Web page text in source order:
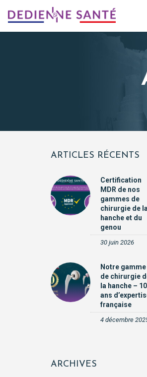
ARTICLES RÉCENTS
Certification
MDR de nos
gammes de
chirurgie de la
hanche et du
genou
30 juin 2026
Notre gamme
de chirurgie
la hanche – 10
ans
française
4 décembre
ARCHIVES